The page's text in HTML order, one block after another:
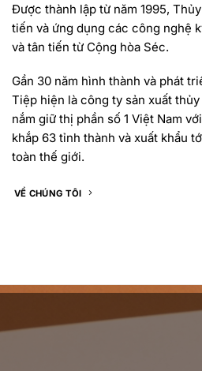
Được thành lập từ năm 1995,
tiến và ứng dụng các công nghệ
và tân tiến từ Cộng hòa Séc.
Gần 30 năm hình thành và phát
Tiệp hiện là công ty sản xuất
nắm giữ thị phần số 1 Việt Nam
khắp 63 tỉnh thành và xuất khẩu
toàn thế giới.
VỀ CHÚNG TÔI